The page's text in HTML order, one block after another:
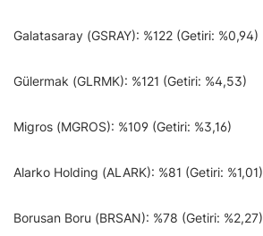
Galatasaray (GSRAY): %122 (Getiri: %0,94)
Gülermak (GLRMK): %121 (Getiri: %4,53)
Migros (MGROS): %109 (Getiri: %3,16)
Alarko Holding (ALARK): %81 (Getiri: %1,01)
Borusan Boru (BRSAN): %78 (Getiri: %2,27)